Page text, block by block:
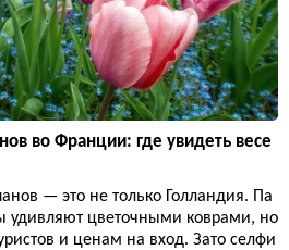
во Франции: где увидеть весе
— это не только Голландия. Па
удивляют цветочными коврами, но
и ценам на вход. Зато селфи